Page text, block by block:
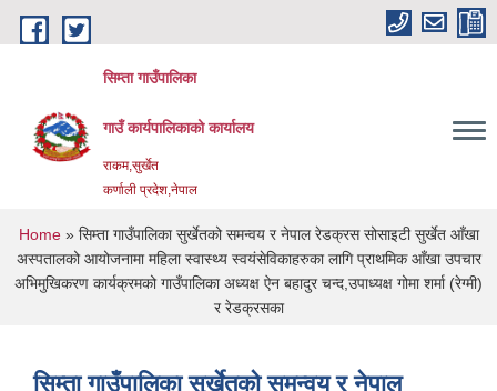
Skip to main content
सिम्ता गाउँपालिका
गाउँ कार्यपालिकाको कार्यालय
राकम,सुर्खेत
कर्णाली प्रदेश,नेपाल
You are here
Home» सिम्ता गाउँपालिका सुर्खेतको समन्वय र नेपाल रेडक्रस सोसाइटी सुर्खेत आँखा
अस्पतालको आयोजनामा महिला स्वास्थ्य स्वयंसेविकाहरुका लागि प्राथमिक आँखा उपचार
अभिमुखिकरण कार्यक्रमको गाउँपालिका अध्यक्ष ऐन बहादुर चन्द,उपाध्यक्ष गोमा शर्मा (रेग्मी)
र रेडक्रसका
सिम्ता गाउँपालिका सुर्खेतको समन्वय र नेपाल